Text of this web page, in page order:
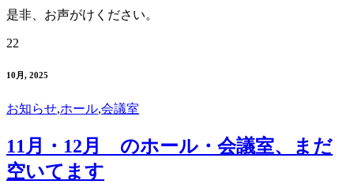
是非、お声がけください。
22
10月, 2025
お知らせ,ホール,会議室
11月・12月 のホール・会議室、まだ
空いてます